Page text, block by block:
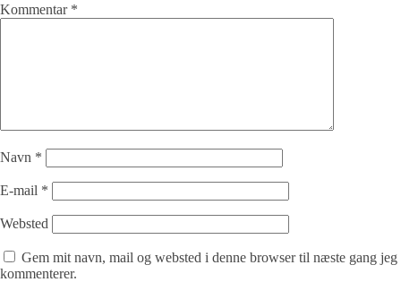
Kommentar *
Navn *
E-mail *
Websted
Gem mit navn, mail og websted i denne browser til næste gang jeg
kommenterer.